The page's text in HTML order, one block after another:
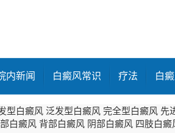
内新闻 白癜风常识 疗法 白
型白癜风 泛发型白癜风 完全型白癜风 先
白癜风 背部白癜风 阴部白癜风 四肢白癜